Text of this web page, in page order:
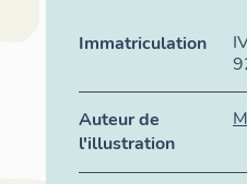
Immatriculation
Auteur de
l'illustration